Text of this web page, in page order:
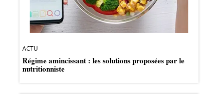
ACTU
Régime amincissant : les solutions proposées par le
nutritionniste